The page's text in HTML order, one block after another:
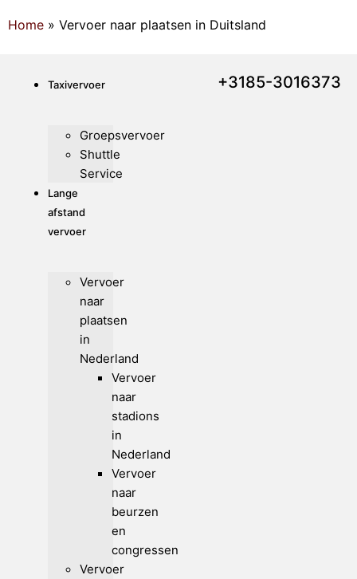
Home » Vervoer naar plaatsen in Duitsland
Taxivervoer
Groepsvervoer
Shuttle
Service
Lange
afstand
vervoer
Vervoer
naar
plaatsen
in
Nederland
Vervoer
naar
stadions
in
Nederland
Vervoer
naar
beurzen
en
congressen
Vervoer
+3185-3016373